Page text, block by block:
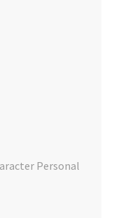
Personal